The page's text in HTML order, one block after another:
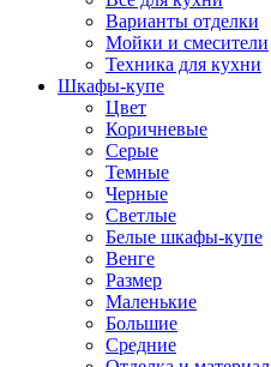
Варианты отделки
Мойки и смесители
Техника для кухни
Шкафы-купе
Цвет
Коричневые
Серые
Темные
Черные
Светлые
Белые шкафы-купе
Венге
Размер
Маленькие
Большие
Средние